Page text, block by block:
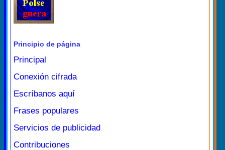
Principio de página
Principal
Conexión cifrada
Escríbanos aquí
Frases populares
Servicios de publicidad
Contribuciones